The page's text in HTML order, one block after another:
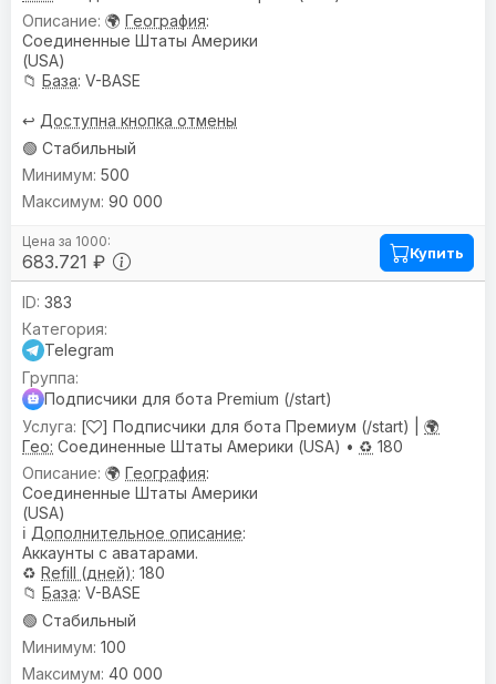
🌍 География:
Соединенные Штаты Америки
(USA)
📁 База: V-BASE
↩️ Доступна кнопка отмены
🟢 Стабильный
683.721 ₽
500
90 000
Купить
383
Telegram
Подписчики для бота Premium (/start)
[
] Подписчики для бота Премиум (/start) | 🌍
Гео: Соединенные Штаты Америки (USA) • ♻️ 180
🌍 География:
Соединенные Штаты Америки
(USA)
ℹ️ Дополнительное описание:
Аккаунты с аватарами.
♻️ Refill (дней): 180
📁 База: V-BASE
🟢 Стабильный
100
40 000